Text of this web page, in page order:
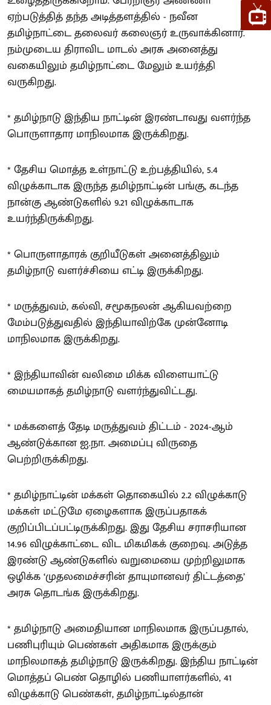
ஏற்படுத்தித் தந்த அடித்தளத்தில் - நவீன
தமிழ்நாட்டை தலைவர் கலைஞர் உருவாக்கினார்.
நம்முடைய திராவிட மாடல் அரசு அனைத்து
வகையிலும் தமிழ்நாட்டை மேலும் உயர்த்தி
வருகிறது.
* தமிழ்நாடு இந்திய நாட்டின் இரண்டாவது வளர்ந்த
பொருளாதார மாநிலமாக இருக்கிறது.
* தேசிய மொத்த உள்நாட்டு உற்பத்தியில், 5.4
விழுக்காடாக இருந்த தமிழ்நாட்டின் பங்கு, கடந்த
நான்கு ஆண்டுகளில் 9.21 விழுக்காடாக
உயர்ந்திருக்கிறது.
* பொருளாதாரக் குறியீடுகள் அனைத்திலும்
தமிழ்நாடு வளர்ச்சியை எட்டி இருக்கிறது.
* மருத்துவம், கல்வி, சமூகநலன் ஆகியவற்றை
மேம்படுத்துவதில் இந்தியாவிற்கே முன்னோடி
மாநிலமாக இருக்கிறது.
* இந்தியாவின் வலிமை மிக்க விளையாட்டு
மையமாகத் தமிழ்நாடு வளர்ந்துவிட்டது.
* மக்களைத் தேடி மருத்துவம் திட்டம் - 2024-ஆம்
ஆண்டுக்கான ஐ.நா. அமைப்பு விருதை
பெற்றிருக்கிறது.
* தமிழ்நாட்டின் மக்கள் தொகையில் 2.2 விழுக்காடு
மக்கள் மட்டுமே ஏழைகளாக இருப்பதாகக்
குறிப்பிடப்பட்டிருக்கிறது. இது தேசிய சராசரியான
14.96 விழுக்காட்டை விட மிகமிகக் குறைவு. அடுத்த
இரண்டு ஆண்டுகளில் வறுமையை முற்றிலுமாக
ஒழிக்க ‘முதலமைச்சரின் தாயுமானவர் திட்டத்தை’
அரசு தொடங்க இருக்கிறது.
* தமிழ்நாடு அமைதியான மாநிலமாக இருப்பதால்,
பணிபுரியும் பெண்கள் அதிகமாக இருக்கும்
மாநிலமாகத் தமிழ்நாடு இருக்கிறது. இந்திய நாட்டின்
மொத்தப் பெண் தொழில் பணியாளர்களில், 41
விழுக்காடு பெண்கள், தமிழ்நாட்டில்தான்